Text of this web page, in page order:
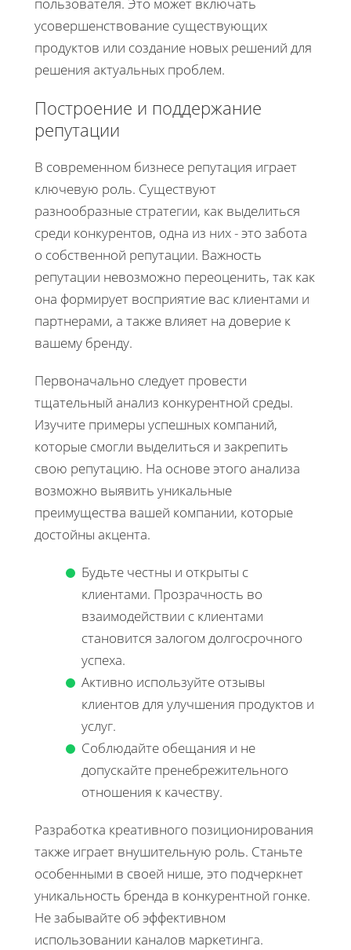
усовершенствование существующих
продуктов или создание новых решений для
решения актуальных проблем.
Построение и поддержание
репутации
В современном бизнесе репутация играет
ключевую роль. Существуют
разнообразные стратегии, как выделиться
среди конкурентов, одна из них - это забота
о собственной репутации. Важность
репутации невозможно переоценить, так как
она формирует восприятие вас клиентами и
партнерами, а также влияет на доверие к
вашему бренду.
Первоначально следует провести
тщательный анализ конкурентной среды.
Изучите примеры успешных компаний,
которые смогли выделиться и закрепить
свою репутацию. На основе этого анализа
возможно выявить уникальные
преимущества вашей компании, которые
достойны акцента.
Будьте честны и открыты с
клиентами. Прозрачность во
взаимодействии с клиентами
становится залогом долгосрочного
успеха.
Активно используйте отзывы
клиентов для улучшения продуктов и
услуг.
Соблюдайте обещания и не
допускайте пренебрежительного
отношения к качеству.
Разработка креативного позиционирования
также играет внушительную роль. Станьте
особенными в своей нише, это подчеркнет
уникальность бренда в конкурентной гонке.
Не забывайте об эффективном
использовании каналов маркетинга.